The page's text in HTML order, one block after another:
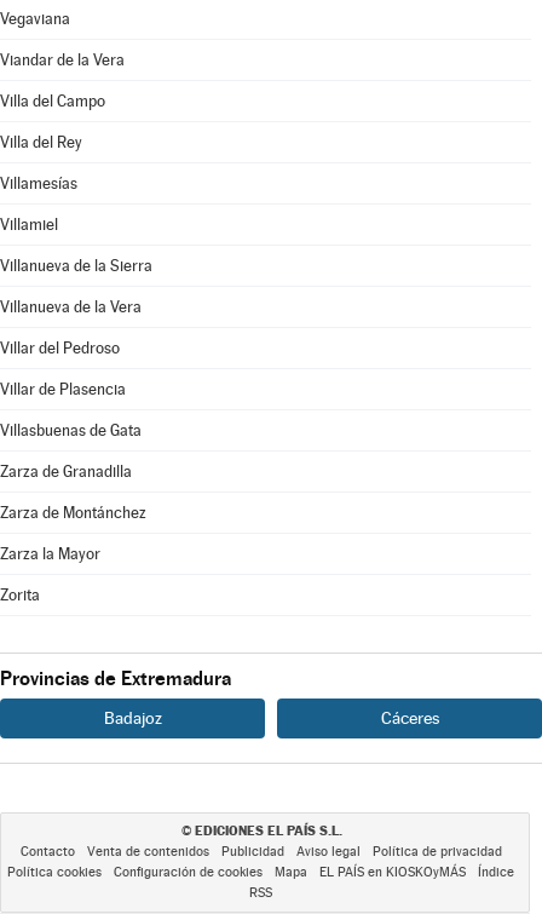
Vegaviana
Viandar de la Vera
Villa del Campo
Villa del Rey
Villamesías
Villamiel
Villanueva de la Sierra
Villanueva de la Vera
Villar del Pedroso
Villar de Plasencia
Villasbuenas de Gata
Zarza de Granadilla
Zarza de Montánchez
Zarza la Mayor
Zorita
Provincias de Extremadura
Badajoz Cáceres
© EDICIONES EL PAÍS S.L.
Contacto Venta de contenidos Publicidad Aviso legal
Política de privacidad
Política cookies
Configuración de cookies Mapa EL PAÍS en KIOSKOyMÁS
Índice
RSS